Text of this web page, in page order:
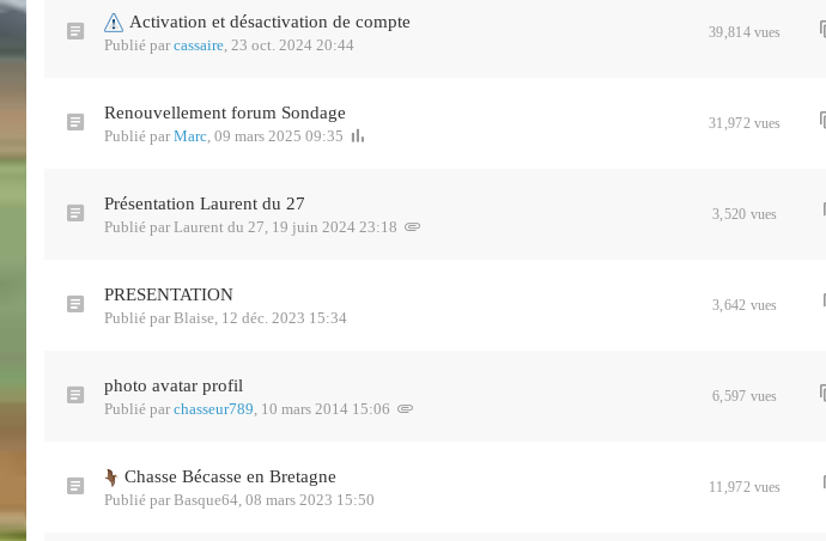
Activation et désactivation de compte
Publié par cassaire, 23 oct. 2024 20:44
39,814 vues
Renouvellement forum Sondage
Publié par Marc, 09 mars 2025 09:35
31,972 vues
Présentation Laurent du 27
Publié par Laurent du 27, 19 juin 2024 23:18
3,520 vues
PRESENTATION
Publié par Blaise, 12 déc. 2023 15:34
3,642 vues
photo avatar profil
Publié par chasseur789, 10 mars 2014 15:06
6,597 vues
Chasse Bécasse en Bretagne
Publié par Basque64, 08 mars 2023 15:50
11,972 vues